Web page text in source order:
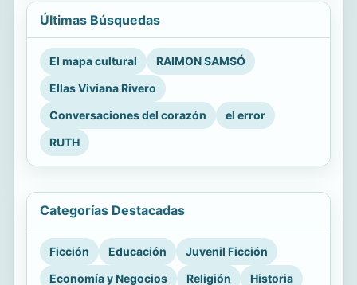
Últimas Búsquedas
El mapa cultural
RAIMON SAMSÓ
Ellas Viviana Rivero
Conversaciones del corazón
el error
RUTH
Categorías Destacadas
Ficción Educación
Juvenil Ficción
Economía y Negocios
Religión Historia